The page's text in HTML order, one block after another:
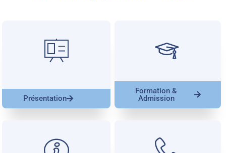
Présentation
Formation &
Admission